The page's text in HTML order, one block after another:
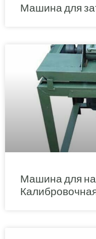
Машина для
Машина для